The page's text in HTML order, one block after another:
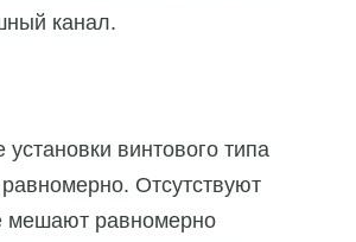
канал.
винтового типа
Отсутствуют
мешают равномерно